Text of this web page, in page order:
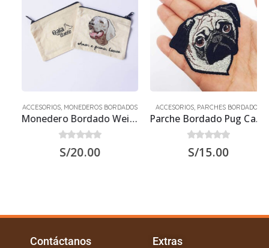
ACCESORIOS,MONEDEROS BORDADOS
Monedero Bordado Weimaraner
out of 5
S/20.00
ACCESORIOS,PARCHES BORDADOS
Parche Bordado Pug Carlino
out of 5
S/15.00
Contáctanos Extras